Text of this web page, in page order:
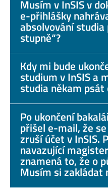
Musím v InSIS v
e-přihlášky
absolvování
stupně“?
Kdy mi bude
studium v InSIS a
studia někam psát
Po ukončení
přišel e-mail, že
zruší účet v InSIS.
navazující
znamená to, že o
Musím si zakládat